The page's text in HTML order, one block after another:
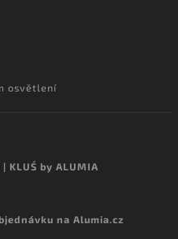
osvětlení
| KLUŚ by ALUMIA
na Alumia.cz